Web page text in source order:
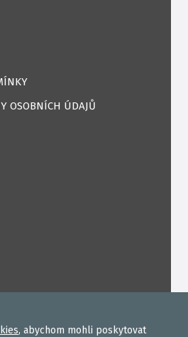
OSOBNÍCH ÚDAJŮ
, abychom mohli poskytovat